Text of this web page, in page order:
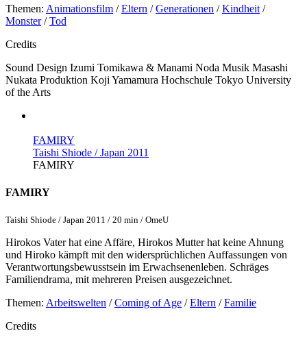
Themen: Animationsfilm /Eltern /Generationen /Kindheit/
Monster/Tod
Credits
Sound Design Izumi Tomikawa & Manami Noda Musik Masashi
Nukata Produktion Koji Yamamura Hochschule Tokyo University
of the Arts
FAMIRY
Taishi Shiode / Japan 2011
FAMIRY
FAMIRY
Taishi Shiode / Japan 2011 / 20 min / OmeU
Hirokos Vater hat eine Affäre, Hirokos Mutter hat keine Ahnung
und Hiroko kämpft mit den widersprüchlichen Auffassungen von
Verantwortungsbewusstsein im Erwachsenenleben. Schräges
Familiendrama, mit mehreren Preisen ausgezeichnet.
Themen: Arbeitswelten /Coming of Age /Eltern /Familie
Credits